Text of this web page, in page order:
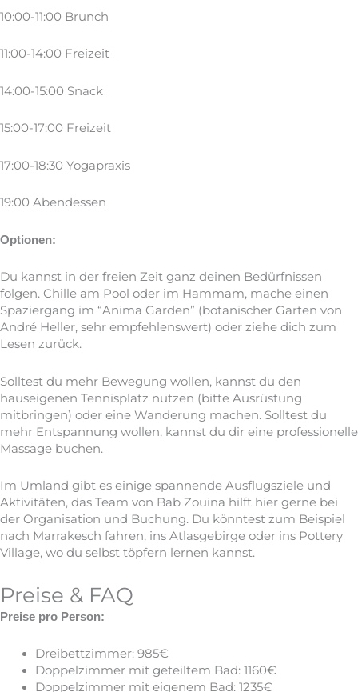
10:00-11:00 Brunch
11:00-14:00 Freizeit
14:00-15:00 Snack
15:00-17:00 Freizeit
17:00-18:30 Yogapraxis
19:00 Abendessen
Optionen:
Du kannst in der freien Zeit ganz deinen Bedürfnissen
folgen. Chille am Pool oder im Hammam, mache einen
Spaziergang im “Anima Garden” (botanischer Garten von
André Heller, sehr empfehlenswert) oder ziehe dich zum
Lesen zurück.
Solltest du mehr Bewegung wollen, kannst du den
hauseigenen Tennisplatz nutzen (bitte Ausrüstung
mitbringen) oder eine Wanderung machen. Solltest du
mehr Entspannung wollen, kannst du dir eine professionelle
Massage buchen.
Im Umland gibt es einige spannende Ausflugsziele und
Aktivitäten, das Team von Bab Zouina hilft hier gerne bei
der Organisation und Buchung. Du könntest zum Beispiel
nach Marrakesch fahren, ins Atlasgebirge oder ins Pottery
Village, wo du selbst töpfern lernen kannst.
Preise & FAQ
Preise pro Person:
Dreibettzimmer: 985€
Doppelzimmer mit geteiltem Bad: 1160€
Doppelzimmer mit eigenem Bad: 1235€